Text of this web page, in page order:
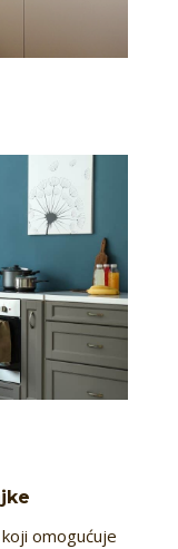
omogućuje